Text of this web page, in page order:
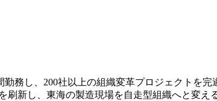
務し、200社以上の組織変革プロジェクトを
新し、東海の製造現場を自走型組織へと変え